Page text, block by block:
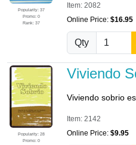
Popularity: 37
Promo: 0
Rank: 37
Item: 2082
Online Price: $16.95
Qty
Popularity: 28
Promo: 0
Viviendo
Viviendo sobrio
Item: 2142
Online Price: $9.95